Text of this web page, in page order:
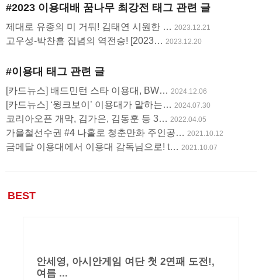
사
#2023 이용대배 꿈나무 최강전 태그 관련 글
제대로 유종의 미 거둬! 김태연 시원한 … 2023.12.21
고우성-박찬흠 집념의 역전승! [2023… 2023.12.20
#이용대 태그 관련 글
[카드뉴스] 배드민턴 스타 이용대, BW… 2024.12.06
[카드뉴스] ‘윙크보이’ 이용대가 말하는… 2024.07.30
코리아오픈 개막, 김가은, 김동훈 등 3… 2022.04.05
가을철선수권 #4 나홀로 청춘만화 주인공… 2021.10.12
금메달 이용대에서 이용대 감독님으로! t… 2021.10.07
BEST
안세영, 아시안게임 여단 첫 2연패 도전!,
여름 ...